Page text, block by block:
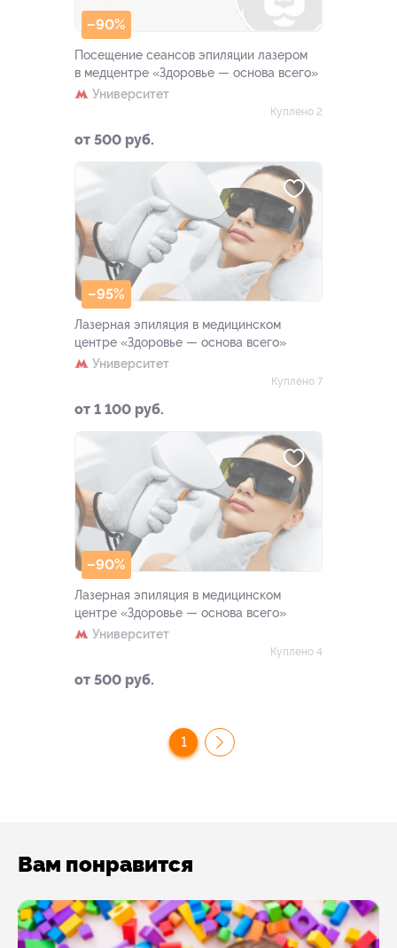
–90%
Посещение сеансов эпиляции лазером
в медцентре «Здоровье — основа всего»
Университет
от 500 руб.
Куплено 2
–95%
Лазерная эпиляция в медицинском
центре «Здоровье — основа всего»
Университет
от 1 100 руб.
Куплено 7
–90%
Лазерная эпиляция в медицинском
центре «Здоровье — основа всего»
Университет
от 500 руб.
Куплено 4
1
Вам понравится